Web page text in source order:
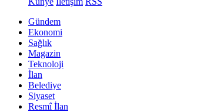
Gündem
Ekonomi
Sağlık
Magazin
Teknoloji
İlan
Belediye
Siyaset
Resmî İlan